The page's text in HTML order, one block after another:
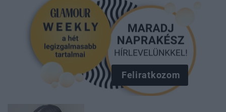
Feliratkozom